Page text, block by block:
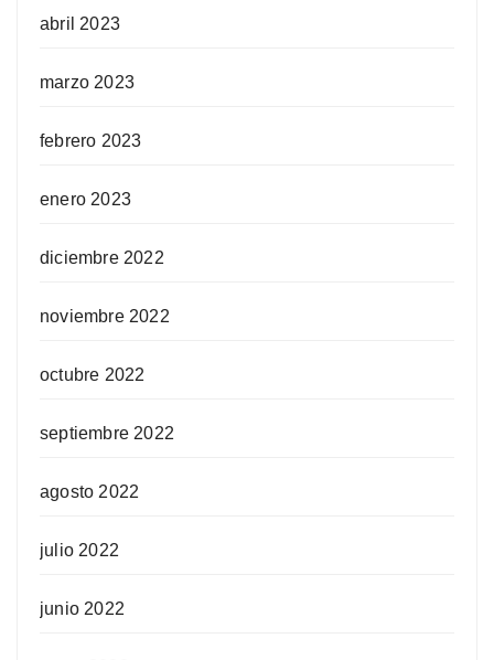
abril 2023
marzo 2023
febrero 2023
enero 2023
diciembre 2022
noviembre 2022
octubre 2022
septiembre 2022
agosto 2022
julio 2022
junio 2022